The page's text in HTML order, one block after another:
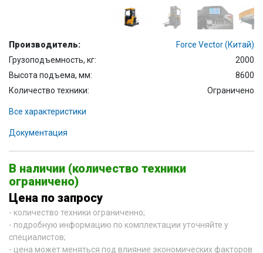
Производитель:
Force Vector (Китай)
Грузоподъемность, кг:
2000
Высота подъема, мм:
8600
Количество техники:
Ограничено
Все характеристики
Документация
В наличии (количество техники
ограничено)
Цена по запросу
- количество техники ограниченно;
- подробную информацию по комплектации уточняйте у
специалистов;
- цена может меняться под влияние экономических факторов